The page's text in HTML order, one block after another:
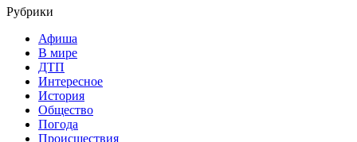
Рубрики
Афиша
В мире
ДТП
Интересное
История
Общество
Погода
Происшествия